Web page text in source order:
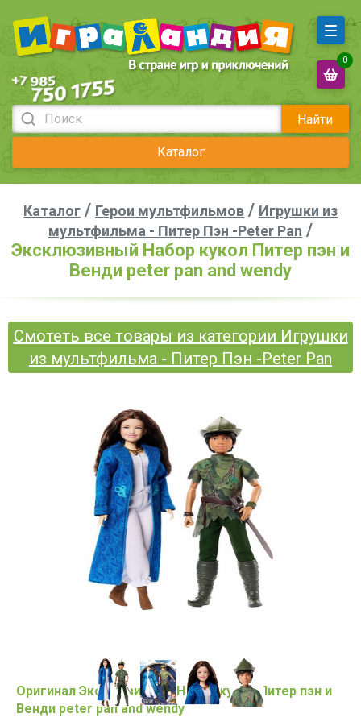
Найти
Каталог
0
Каталог / Герои мультфильмов / Игрушки из
мультфильма - Питер Пэн -Peter Pan /
Эксклюзивный Набор кукол Питер пэн и
Венди peter pan and wendy
Смотеть все товары из категории Игрушки
из мультфильма - Питер Пэн -Peter Pan
Оригинал Эксклюзивный Набор кукол Питер пэн и
Венди peter pan and wendy